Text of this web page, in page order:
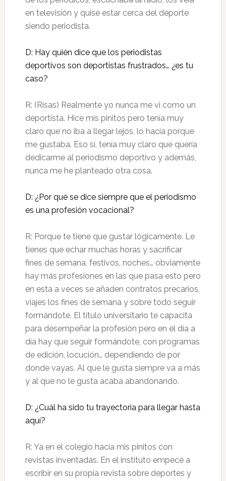
en televisión y quise estar cerca del deporte
siendo periodista.
D: Hay quién dice que los periodistas
deportivos son deportistas frustrados… ¿es tu
caso?
R: (Risas) Realmente yo nunca me vi como un
deportista. Hice mis pinitos pero tenía muy
claro que no iba a llegar lejos, lo hacía porque
me gustaba. Eso sí, tenía muy claro que quería
dedicarme al periodismo deportivo y además,
nunca me he planteado otra cosa.
D: ¿Por qué se dice siempre que el periodismo
es una profesión vocacional?
R: Porque te tiene que gustar lógicamente. Le
tienes que echar muchas horas y sacrificar
fines de semana, festivos, noches… obviamente
hay más profesiones en las que pasa esto pero
en esta a veces se añaden contratos precarios,
viajes los fines de semana y sobre todo seguir
formándote. El título universitario te capacita
para desempeñar la profesión pero en el día a
día hay que seguir formándote, con programas
de edición, locución… dependiendo de por
donde vayas. Al que le gusta siempre va a más
y al que no le gusta acaba abandonando.
D: ¿Cuál ha sido tu trayectoria para llegar hasta
aquí?
R: Ya en el colegio hacía mis pinitos con
revistas inventadas. En el instituto empecé a
escribir en su propia revista sobre deportes y